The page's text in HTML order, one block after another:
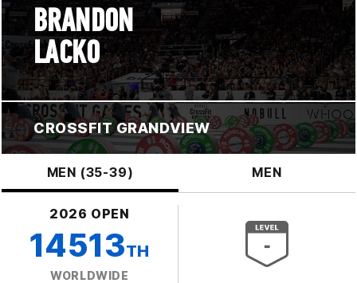
BRANDON
LACKO
CROSSFIT GRANDVIEW
MEN (35-39) MEN
2026 OPEN
14513TH
WORLDWIDE